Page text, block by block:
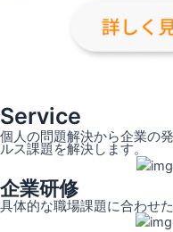
Service
個人の問題解決から企業の
ルス課題を解決します。
企業研修
具体的な職場課題に合わせ